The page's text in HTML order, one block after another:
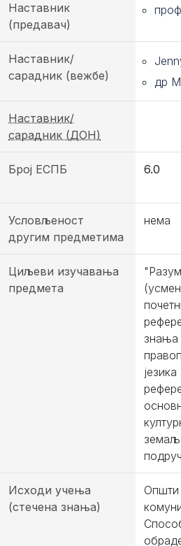
Наставник
(предавач)
Наставник/
сарадник (вежбе)
др
Наставник/
сарадник (ДОН)
Број ЕСПБ 6.0
Условљеност
другим предметима
нема
Циљеви изучавања
предмета
знања
Исходи учења
(стечена знања)
Општи